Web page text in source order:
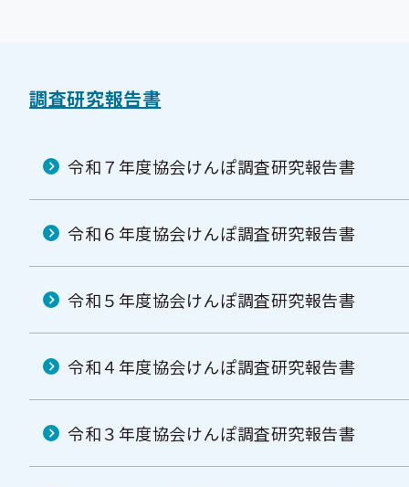
調査研究報告書
令和７年度協会けんぽ調査研究報告書
令和６年度協会けんぽ調査研究報告書
令和５年度協会けんぽ調査研究報告書
令和４年度協会けんぽ調査研究報告書
令和３年度協会けんぽ調査研究報告書